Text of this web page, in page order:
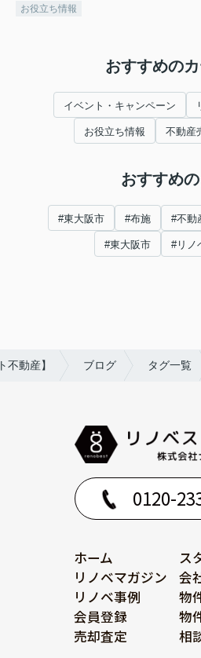
お役立ち情報
おすすめの
イベント・キャンペーン
お役立ち情報 不動産
おすすめ
#東大阪市 #布施 #不動
#東大阪市 #リノ
動産】 ブログ タグ一覧
0120-
ホーム
ス
リノベマガジン
会
リノベ事例
物
会員登録
物
売却査定
相